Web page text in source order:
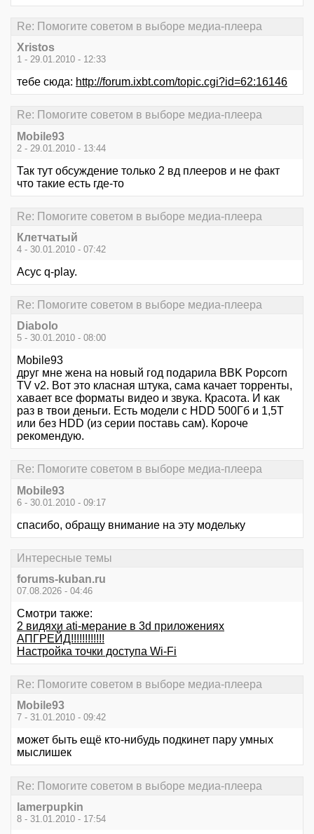
Re: Помогите советом в выборе медиа-плеера
Xristos
1 - 29.01.2010 - 12:33
тебе сюда: http://forum.ixbt.com/topic.cgi?id=62:16146
Re: Помогите советом в выборе медиа-плеера
Mobile93
2 - 29.01.2010 - 13:44
Так тут обсуждение только 2 вд плееров и не факт
что такие есть где-то
Re: Помогите советом в выборе медиа-плеера
Клетчатый
4 - 30.01.2010 - 07:42
Асус q-play.
Re: Помогите советом в выборе медиа-плеера
Diabolo
5 - 30.01.2010 - 08:00
Mobile93
друг мне жена на новый год подарила BBK Popcorn
TV v2. Вот это класная штука, сама качает торренты,
хавает все форматы видео и звука. Красота. И как
раз в твои деньги. Есть модели с HDD 500Гб и 1,5Т
или без HDD (из серии поставь сам). Короче
рекомендую.
Re: Помогите советом в выборе медиа-плеера
Mobile93
6 - 30.01.2010 - 09:17
спасибо, обращу внимание на эту модельку
Интересные темы
forums-kuban.ru
07.08.2026 - 04:46
Смотри также:
2 видяхи ati-мерание в 3d приложениях
АПГРЕЙД!!!!!!!!!!!!
Настройка точки доступа Wi-Fi
Re: Помогите советом в выборе медиа-плеера
Mobile93
7 - 31.01.2010 - 09:42
может быть ещё кто-нибудь подкинет пару умных
мыслишек
Re: Помогите советом в выборе медиа-плеера
lamerpupkin
8 - 31.01.2010 - 17:54